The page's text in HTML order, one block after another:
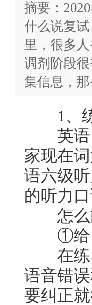
摘要：
什么说复
里，很多
调剂阶段
集信息，那
1、练
英语口
家现在
语六级
的听力
怎么
①给
在练习
语音错
要纠正